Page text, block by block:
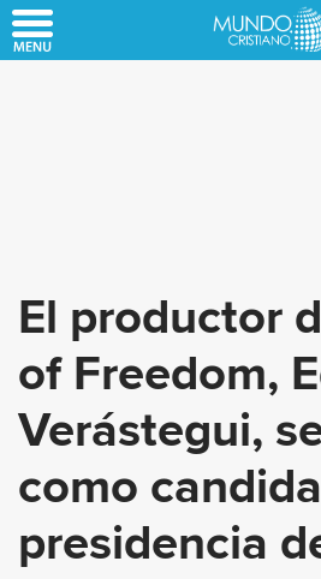
to
El productor
of Freedom,
Verástegui,
como
presidencia